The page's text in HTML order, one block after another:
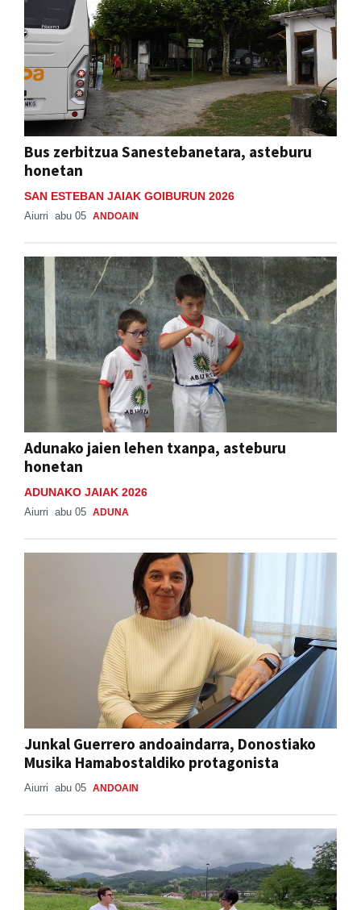
Bus zerbitzua Sanestebanetara, asteburu
honetan
SAN ESTEBAN JAIAK GOIBURUN 2026
Aiurri abu 05 ANDOAIN
Adunako jaien lehen txanpa, asteburu
honetan
ADUNAKO JAIAK 2026
Aiurri abu 05 ADUNA
Junkal Guerrero andoaindarra, Donostiako
Musika Hamabostaldiko protagonista
Aiurri abu 05 ANDOAIN